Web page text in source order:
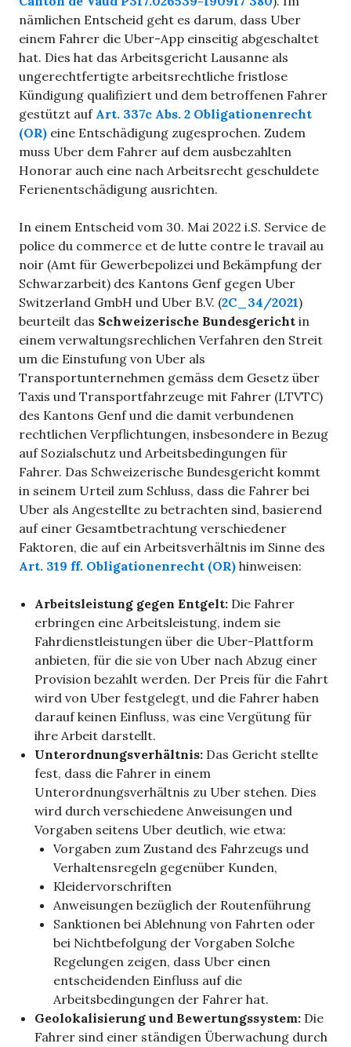
nämlichen Entscheid geht es darum, dass Uber
einem Fahrer die Uber-App einseitig abgeschaltet
hat. Dies hat das Arbeitsgericht Lausanne als
ungerechtfertigte arbeitsrechtliche fristlose
Kündigung qualifiziert und dem betroffenen Fahrer
gestützt auf Art. 337c Abs. 2 Obligationenrecht
(OR) eine Entschädigung zugesprochen. Zudem
muss Uber dem Fahrer auf dem ausbezahlten
Honorar auch eine nach Arbeitsrecht geschuldete
Ferienentschädigung ausrichten.
In einem Entscheid vom 30. Mai 2022 i.S. Service de
police du commerce et de lutte contre le travail au
noir (Amt für Gewerbepolizei und Bekämpfung der
Schwarzarbeit) des Kantons Genf gegen Uber
Switzerland GmbH und Uber B.V. (2C_34/2021)
beurteilt das Schweizerische Bundesgericht in
einem verwaltungsrechlichen Verfahren den Streit
um die Einstufung von Uber als
Transportunternehmen gemäss dem Gesetz über
Taxis und Transportfahrzeuge mit Fahrer (LTVTC)
des Kantons Genf und die damit verbundenen
rechtlichen Verpflichtungen, insbesondere in Bezug
auf Sozialschutz und Arbeitsbedingungen für
Fahrer. Das Schweizerische Bundesgericht kommt
in seinem Urteil zum Schluss, dass die Fahrer bei
Uber als Angestellte zu betrachten sind, basierend
auf einer Gesamtbetrachtung verschiedener
Faktoren, die auf ein Arbeitsverhältnis im Sinne des
Art. 319 ff. Obligationenrecht (OR) hinweisen:
Arbeitsleistung gegen Entgelt: Die Fahrer
erbringen eine Arbeitsleistung, indem sie
Fahrdienstleistungen über die Uber-Plattform
anbieten, für die sie von Uber nach Abzug einer
Provision bezahlt werden. Der Preis für die Fahrt
wird von Uber festgelegt, und die Fahrer haben
darauf keinen Einfluss, was eine Vergütung für
ihre Arbeit darstellt.
Unterordnungsverhältnis: Das Gericht stellte
fest, dass die Fahrer in einem
Unterordnungsverhältnis zu Uber stehen. Dies
wird durch verschiedene Anweisungen und
Vorgaben seitens Uber deutlich, wie etwa:
Vorgaben zum Zustand des Fahrzeugs und
Verhaltensregeln gegenüber Kunden,
Kleidervorschriften
Anweisungen bezüglich der Routenführung
Sanktionen bei Ablehnung von Fahrten oder
bei Nichtbefolgung der Vorgaben Solche
Regelungen zeigen, dass Uber einen
entscheidenden Einfluss auf die
Arbeitsbedingungen der Fahrer hat.
Geolokalisierung und Bewertungssystem: Die
Fahrer sind einer ständigen Überwachung durch